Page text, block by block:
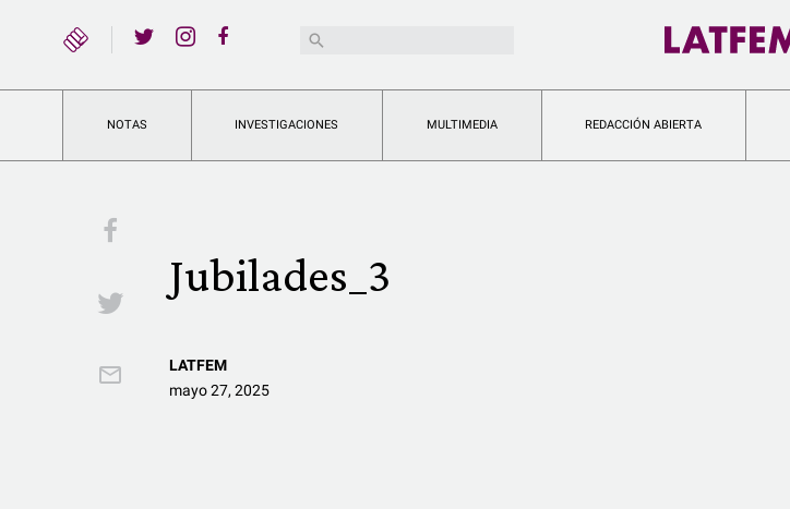
YouTubeBuscar:
NOTAS INVESTIGACIONES MULTIMEDIA REDACCIÓN ABIERTA
Twitter
Email
Jubilades_3
LATFEM
mayo 27, 2025